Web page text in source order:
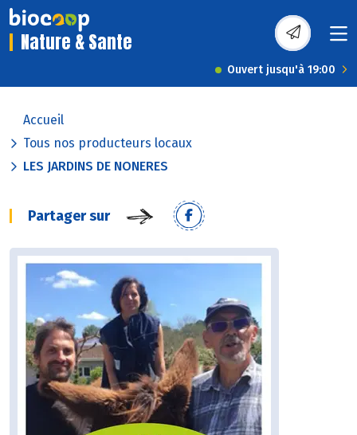
Nature & Sante
Ouvert jusqu'à 19:00
Accueil
Tous nos producteurs locaux
LES JARDINS DE NONERES
Partager sur